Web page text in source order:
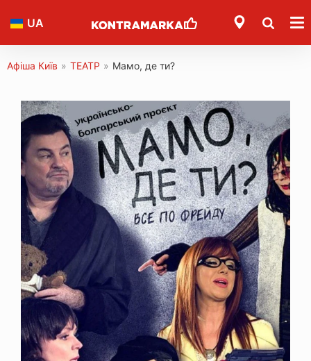
UA
Афіша Київ » ТЕАТР » Мамо, де ти?